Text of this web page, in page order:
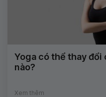
Yoga có thể thay đổi
nào?
Xem thêm